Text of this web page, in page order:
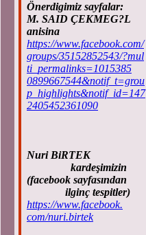
Önerdigimiz sayfalar:
M. SAID ÇEKMEG?L
anisina
https://www.facebook.com/
groups/35152852543/?mul
ti_permalinks=1015385
0899667544&notif_t=grou
p_highlights&notif_id=147
2405452361090
Nuri BiRTEK
kardeşimizin
(facebook sayfasından
ilginç tespitler)
https://www.facebook.
com/nuri.birtek